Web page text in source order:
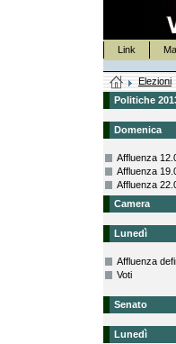
Link
Elezioni
Politiche
Domenica
Affluenza
Affluenza
Affluenza
Camera
Lunedì
Affluenza
Voti
Senato
Lunedì